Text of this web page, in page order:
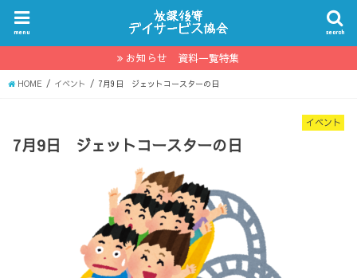
search
menu
お知らせ 資料一覧特集
HOME イベント 7月9日 ジェットコースターの日
イベント
7月9日 ジェットコースターの日